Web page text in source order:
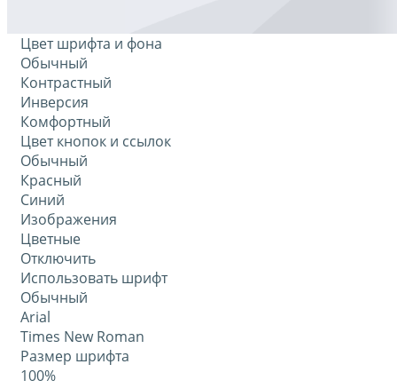
Цвет шрифта и фона
Обычный
Контрастный
Инверсия
Комфортный
Цвет кнопок и ссылок
Обычный
Красный
Синий
Изображения
Цветные
Отключить
Использовать шрифт
Обычный
Arial
Times New Roman
Размер шрифта
100%